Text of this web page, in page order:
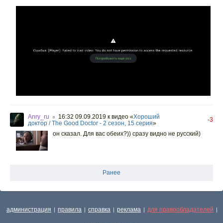
Anry_ru ○ 16:32 09.09.2019 к видео «Хороший
доктор / The Good Doctor - 2 сезон, 15 серия»
-3
он сказал. Для вас обеих?)) сразу видно не русский)
Ранее
администрация | правила | справка | реклама | для правообладателей |